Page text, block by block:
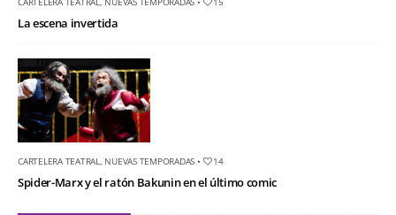
La escena invertida
CARTELERA TEATRAL NUEVAS TEMPORADAS • 14
Spider-Marx y el ratón Bakunin en el último comic